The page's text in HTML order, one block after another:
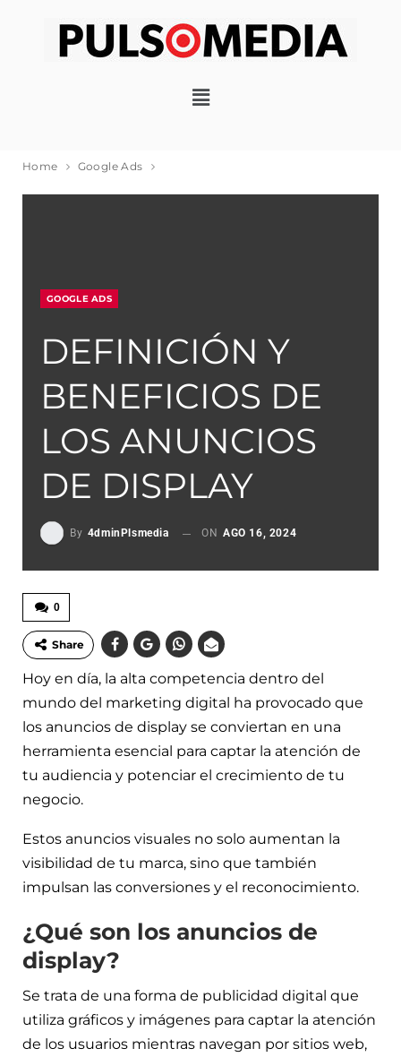
Home Google Ads
GOOGLE ADS
DEFINICIÓN Y
BENEFICIOS DE
LOS ANUNCIOS
DE DISPLAY
By 4dminPlsmedia ON AGO 16, 2024
0
Share
Hoy en día, la alta competencia dentro del
mundo del marketing digital ha provocado que
los anuncios de display se conviertan en una
herramienta esencial para captar la atención de
tu audiencia y potenciar el crecimiento de tu
negocio.
Estos anuncios visuales no solo aumentan la
visibilidad de tu marca, sino que también
impulsan las conversiones y el reconocimiento.
¿Qué son los anuncios de
display?
Se trata de una forma de publicidad digital que
utiliza gráficos y imágenes para captar la atención
de los usuarios mientras navegan por sitios web,